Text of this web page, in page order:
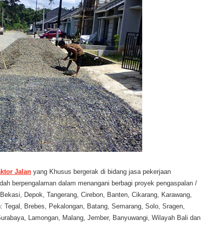
Jalan yang Khusus bergerak di bidang jasa pekerjaan
berpengalaman dalam menangani berbagi proyek pengaspalan /
Depok, Tangerang, Cirebon, Banten, Cikarang, Karawang,
Tegal, Brebes, Pekalongan, Batang, Semarang, Solo, Sragen,
Lamongan, Malang, Jember, Banyuwangi, Wilayah Bali dan